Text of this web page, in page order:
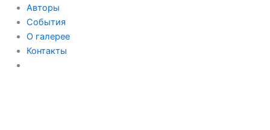
Авторы
События
О галерее
Контакты